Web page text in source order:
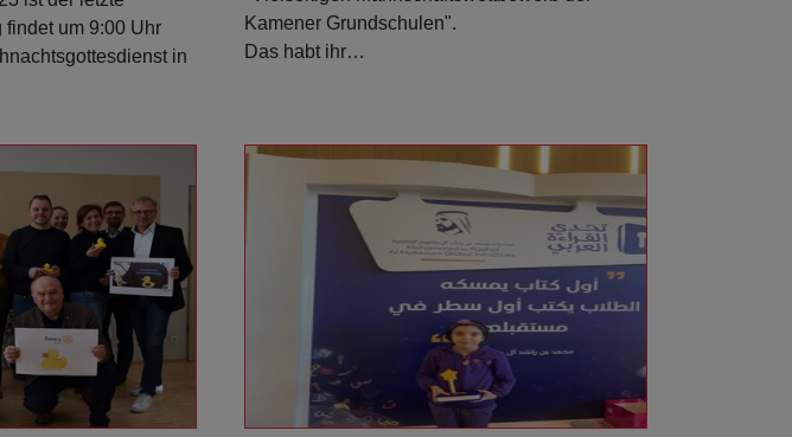
findet um 9:00 Uhr
in
Kamener Grundschulen".
Das habt ihr…